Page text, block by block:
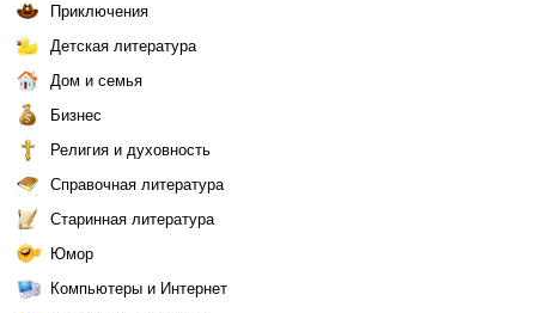
Приключения
Детская литература
Дом и семья
Бизнес
Религия и духовность
Справочная литература
Старинная литература
Юмор
Компьютеры и Интернет